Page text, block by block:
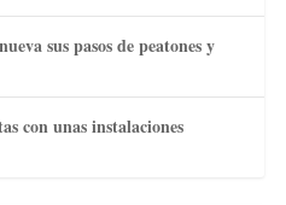
sus pasos de peatones y
con unas instalaciones